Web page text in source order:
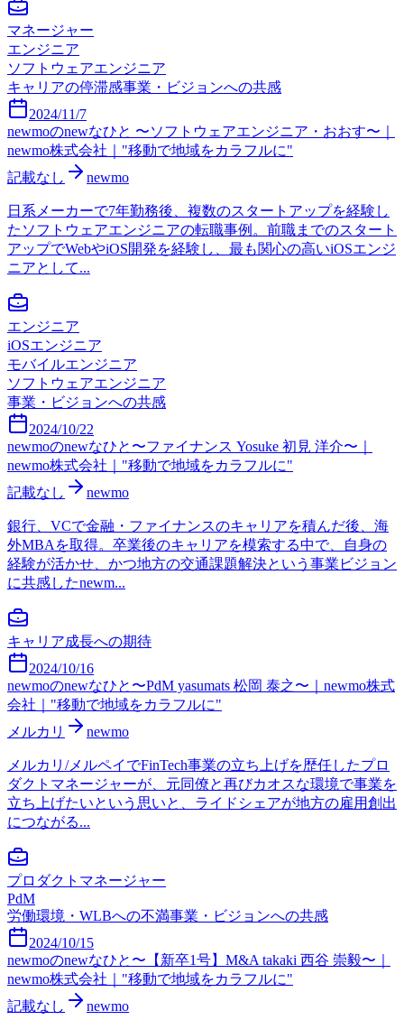
マネージャー
エンジニア
ソフトウェアエンジニア
キャリアの停滞感事業・ビジョンへの共感
2024/11/7
newmoのnewなひと 〜ソフトウェアエンジニア・おおす〜｜
newmo株式会社｜"移動で地域をカラフルに"
記載なし
newmo
日系メーカーで7年勤務後、複数のスタートアップを経験し
たソフトウェアエンジニアの転職事例。前職までのスタート
アップでWebやiOS開発を経験し、最も関心の高いiOSエンジ
ニアとして...
エンジニア
iOSエンジニア
モバイルエンジニア
ソフトウェアエンジニア
事業・ビジョンへの共感
2024/10/22
newmoのnewなひと〜ファイナンス Yosuke 初見 洋介〜｜
newmo株式会社｜"移動で地域をカラフルに"
記載なし
newmo
銀行、VCで金融・ファイナンスのキャリアを積んだ後、海
外MBAを取得。卒業後のキャリアを模索する中で、自身の
経験が活かせ、かつ地方の交通課題解決という事業ビジョン
に共感したnewm...
キャリア成長への期待
2024/10/16
newmoのnewなひと〜PdM yasumats 松岡 泰之〜｜newmo株式
会社｜"移動で地域をカラフルに"
メルカリ
newmo
メルカリ/メルペイでFinTech事業の立ち上げを歴任したプロ
ダクトマネージャーが、元同僚と再びカオスな環境で事業を
立ち上げたいという思いと、ライドシェアが地方の雇用創出
につながる...
プロダクトマネージャー
PdM
労働環境・WLBへの不満事業・ビジョンへの共感
2024/10/15
newmoのnewなひと〜【新卒1号】M&A takaki 西谷 崇毅〜｜
newmo株式会社｜"移動で地域をカラフルに"
記載なし
newmo